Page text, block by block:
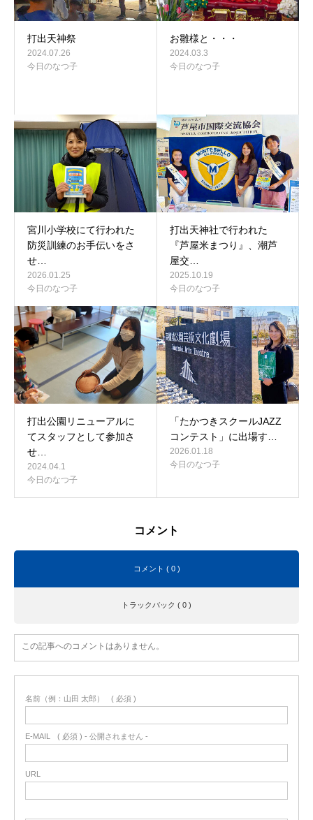
打出天神祭
2024.07.26
今日のなつ子
お雛様と・・・
2024.03.3
今日のなつ子
宮川小学校にて行われた
防災訓練のお手伝いをさ
せ…
2026.01.25
今日のなつ子
打出天神社で行われた
『芦屋米まつり』、潮芦
屋交…
2025.10.19
今日のなつ子
打出公園リニューアルに
てスタッフとして参加さ
せ…
2024.04.1
今日のなつ子
「たかつきスクールJAZZ
コンテスト」に出場す…
2026.01.18
今日のなつ子
コメント
コメント ( 0 )
トラックバック ( 0 )
この記事へのコメントはありません。
名前（例：山田 太郎） ( 必須 )
E-MAIL ( 必須 ) - 公開されません -
URL